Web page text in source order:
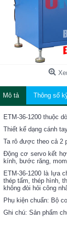
Mô tả Thông số
ETM-36-1200 thuộc
Thiết kế dạng cánh
Ta rô được theo cả 2
Động cơ servo kết
kính, bước răng,
ETM-36-1200 là lựa
thép tấm, thép hình,
không đòi hỏi công
Phụ kiện chuẩn: Bộ
Ghi chú: Sản phẩm